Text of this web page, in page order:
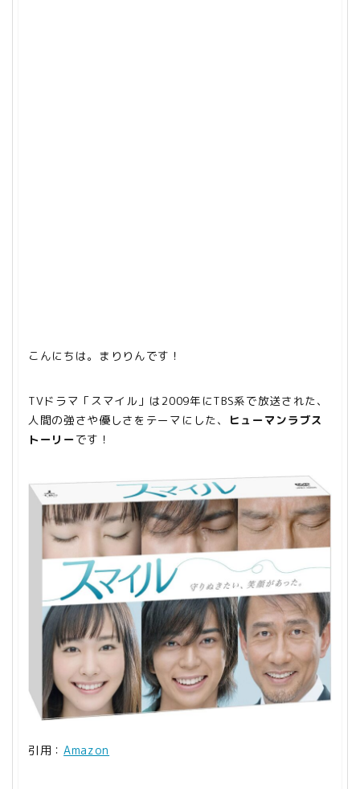
こんにちは。まりりんです！
TVドラマ「スマイル」は2009年にTBS系で放送された、
人間の強さや優しさをテーマにした、
ヒューマンラブス
トーリーです！
引用：Amazon